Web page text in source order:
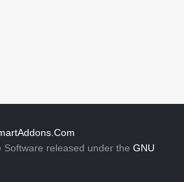
Software released under the GNU